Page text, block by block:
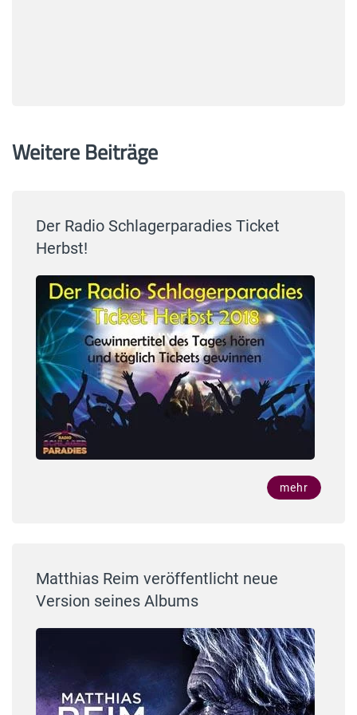
Weitere Beiträge
Der Radio Schlagerparadies Ticket
Herbst!
mehr
Matthias Reim veröffentlicht neue
Version seines Albums